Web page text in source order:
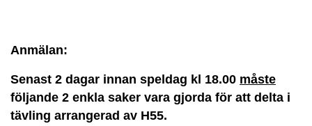
Anmälan:
Senast 2 dagar innan speldag kl 18.00 måste
följande 2 enkla saker vara gjorda för att delta i
tävling arrangerad av H55.